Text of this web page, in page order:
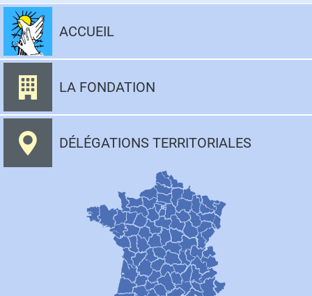
Aller
contenu
ACCUEIL
LA FONDATION
DÉLÉGATIONS TERRITORIALES